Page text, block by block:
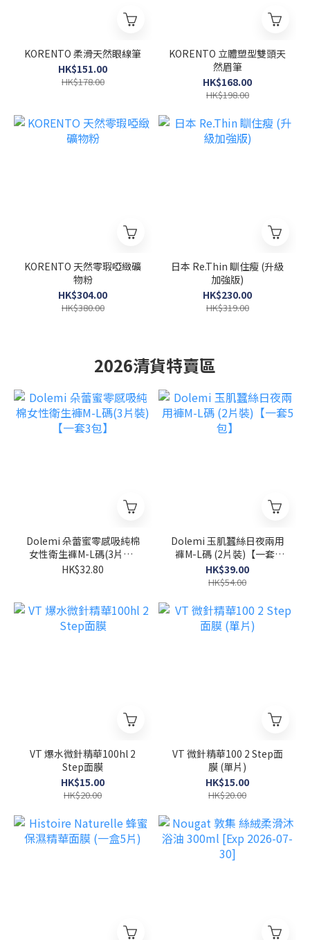
KORENTO 柔滑天然眼線筆
HK$151.00
HK$178.00
KORENTO 立體塑型雙頭天
然眉筆
HK$168.00
HK$198.00
KORENTO 天然零瑕啞緻礦
物粉
HK$304.00
HK$380.00
日本 Re.Thin 瞓住瘦 (升級
加強版)
HK$230.00
HK$319.00
2026清貨特賣區
Dolemi 朵蕾蜜零感吸純棉
女性衛生褲M-L碼(3片裝)
【一套3包】
HK$32.80
Dolemi 玉肌蠶絲日夜兩用
褲M-L碼 (2片裝)【一套5
包】
HK$39.00
HK$54.00
VT 爆水微針精華100hl 2
Step面膜
HK$15.00
HK$20.00
VT 微針精華100 2 Step面
膜 (單片)
HK$15.00
HK$20.00